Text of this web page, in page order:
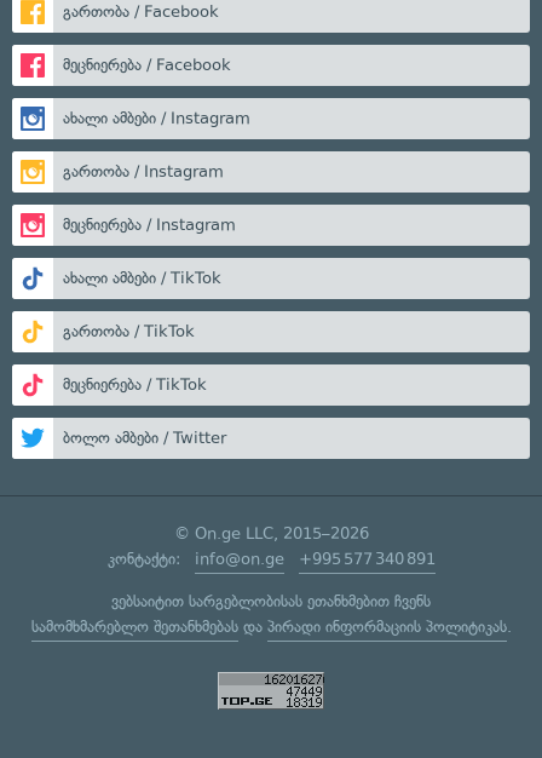
გართობა / Facebook
მეცნიერება / Facebook
ახალი ამბები / Instagram
გართობა / Instagram
მეცნიერება / Instagram
ახალი ამბები / TikTok
გართობა / TikTok
მეცნიერება / TikTok
ბოლო ამბები / Twitter
© On.ge LLC, 2015–2026
კონტაქტი: info@on.ge +995 577 340 891
ვებსაიტით სარგებლობისას ეთანხმებით ჩვენს
სამომხმარებლო შეთანხმებასდა პირადი ინფორმაციის პოლიტიკას.